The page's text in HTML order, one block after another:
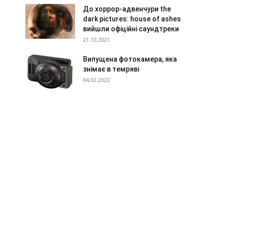
До хоррор-адвенчури the
dark pictures: house of ashes
вийшли офіційні саундтреки
21.10.2021
Випущена фотокамера, яка
знімає в темряві
04.02.2022